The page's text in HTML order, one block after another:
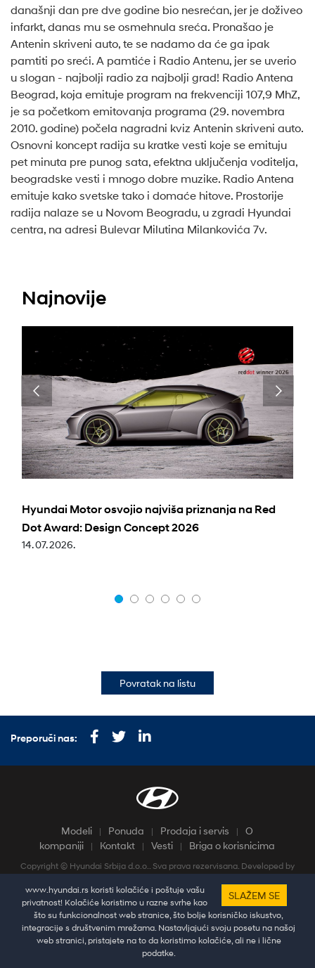
današnji dan pre dve godine bio nesrećan, jer je doživeo
infarkt, danas mu se osmehnula sreća. Pronašao je
Antenin skriveni auto, te se nadamo da će ga ipak
pamtiti po sreći. A pamtiće i Radio Antenu, jer se uverio
u slogan - najbolji radio za najbolji grad! Radio Antena
Beograd, koja emituje program na frekvenciji 107,9 MhZ,
je sa početkom emitovanja programa (29. novembra
2010. godine) počela nagradni kviz Antenin skriveni auto.
Osnovni koncept radija su kratke vesti koje se emituju
pet minuta pre punog sata, efektna uključenja voditelja,
beogradske vesti i mnogo dobre muzike. Radio Antena
emituje kako svetske tako i domaće hitove. Prostorije
radija nalaze se u Novom Beogradu, u zgradi Hyundai
centra, na adresi Bulevar Milutina Milankovića 7v.
Najnovije
Hyundai Motor osvojio najviša priznanja na Red
Dot Award: Design Concept 2026
14. 07. 2026.
Povratak na listu
Preporuči nas:
Modeli Ponuda Prodaja i servis
O
kompaniji
Kontakt Vesti Briga o korisnicima
Copyright © Hyundai Srbija d.o.o.. Sva prava rezervisana. Developed by
Pratine najnovije vesti i dešavanja putem društvenih mrežaSLAŽEM SE
www.hyundai.rs koristi kolačiće i poštuje vašu
privatnost! Kolačiće koristimo u razne svrhe kao
što su funkcionalnost web stranice, što bolje korisničko iskustvo,
integracije s društvenim mrežama. Nastavljajući svoju posetu na našoj
web stranici, pristajete na to da koristimo kolačiće, ali ne i lične
podatke.